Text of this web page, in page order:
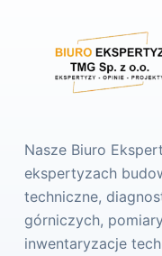
Nasze Biuro
ekspertyzach
techniczne,
górniczych,
inwentaryzacje